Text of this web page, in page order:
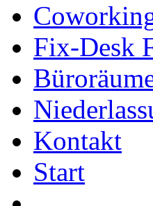
Fix-Desk
Kontakt
Start